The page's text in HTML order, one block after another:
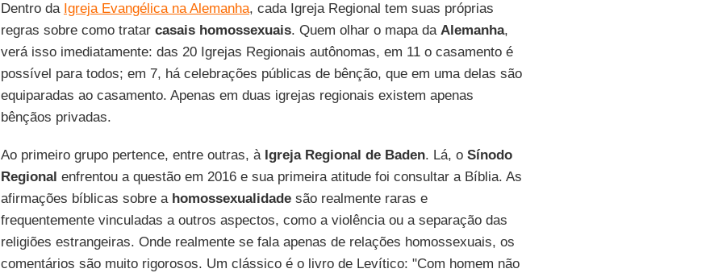
Dentro da Igreja Evangélica na Alemanha, cada Igreja Regional tem suas próprias
regras sobre como tratar casais homossexuais. Quem olhar o mapa da Alemanha,
verá isso imediatamente: das 20 Igrejas Regionais autônomas, em 11 o casamento é
possível para todos; em 7, há celebrações públicas de bênção, que em uma delas são
equiparadas ao casamento. Apenas em duas igrejas regionais existem apenas
bênçãos privadas.
Ao primeiro grupo pertence, entre outras, à Igreja Regional de Baden. Lá, o Sínodo
Regional enfrentou a questão em 2016 e sua primeira atitude foi consultar a Bíblia. As
afirmações bíblicas sobre a homossexualidadesão realmente raras e
frequentemente vinculadas a outros aspectos, como a violência ou a separação das
religiões estrangeiras. Onde realmente se fala apenas de relações homossexuais, os
comentários são muito rigorosos. Um clássico é o livro de Levítico: "Com homem não